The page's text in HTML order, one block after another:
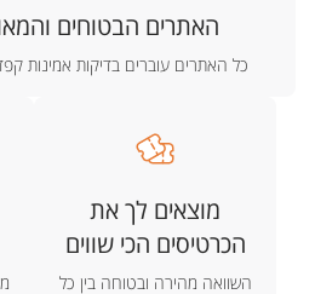
האתרים הבטוחים
כל האתרים עוברים בדיקות אמינות
מוצאים לך את
הכרטיסים הכי שווים
השוואה מהירה ובטוחה בין כל